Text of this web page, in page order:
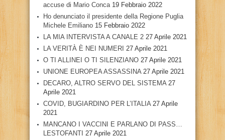
accuse di Mario Conca 19 Febbraio 2022
Ho denunciato il presidente della Regione Puglia
Michele Emiliano 15 Febbraio 2022
LA MIA INTERVISTA A CANALE 2 27 Aprile 2021
LA VERITÀ È NEI NUMERI 27 Aprile 2021
O TI ALLINEI O TI SILENZIANO 27 Aprile 2021
UNIONE EUROPEA ASSASSINA 27 Aprile 2021
DECARO, ALTRO SERVO DEL SISTEMA 27
Aprile 2021
COVID, BUGIARDINO PER L’ITALIA 27 Aprile
2021
MANCANO I VACCINI E PARLANO DI PASS…
LESTOFANTI 27 Aprile 2021